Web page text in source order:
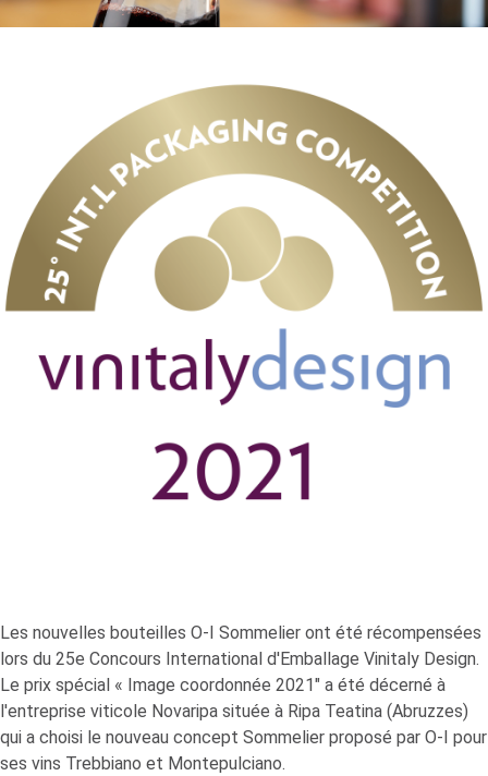
Les nouvelles bouteilles O-I Sommelier ont été récompensées
lors du 25e Concours International d'Emballage Vinitaly Design.
Le prix spécial « Image coordonnée 2021" a été décerné à
l'entreprise viticole Novaripa située à Ripa Teatina (Abruzzes)
qui a choisi le nouveau concept Sommelier proposé par O-I pour
ses vins Trebbiano et Montepulciano.